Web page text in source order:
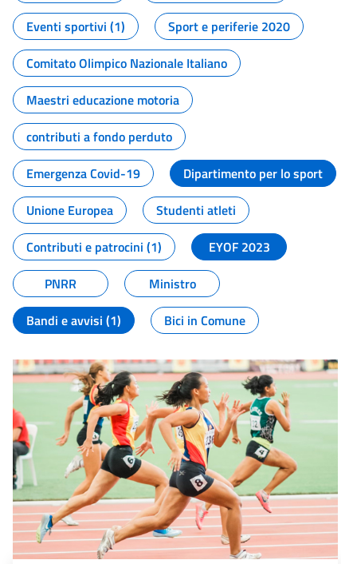
Eventi sportivi (1)
Sport e periferie 2020
Comitato Olimpico Nazionale Italiano
Maestri educazione motoria
contributi a fondo perduto
Emergenza Covid-19
Dipartimento per lo sport
Unione Europea
Studenti atleti
Contributi e patrocini (1)
EYOF 2023
PNRR
Ministro
Bandi e avvisi (1)
Bici in Comune